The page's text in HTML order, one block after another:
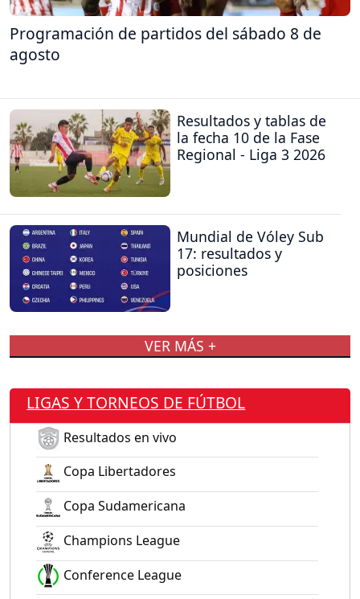
Programación de partidos del sábado 8 de
agosto
Resultados y tablas de
la fecha 10 de la Fase
Regional - Liga 3 2026
Mundial de Vóley Sub
17: resultados y
posiciones
VER MÁS +
LIGAS Y TORNEOS DE FÚTBOL
Resultados en vivo
Copa Libertadores
Copa Sudamericana
Champions League
Conference League